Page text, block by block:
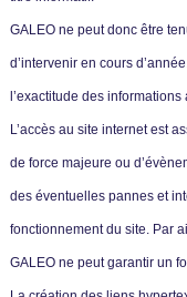
GALEO ne peut donc être
d’intervenir en cours
l’exactitude des
L’accès au site internet est
de force majeure ou
des éventuelles pannes et
fonctionnement du site. Par
GALEO ne peut garantir un